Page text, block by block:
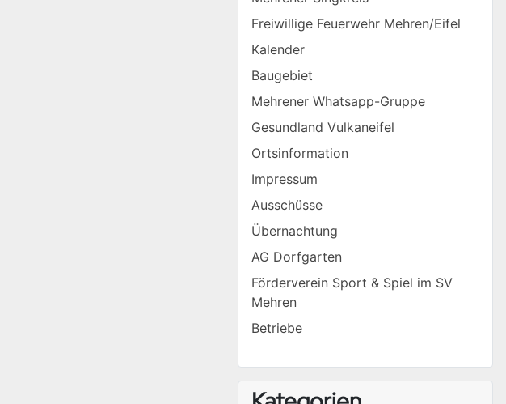
Freiwillige Feuerwehr Mehren/Eifel
Kalender
Baugebiet
Mehrener Whatsapp-Gruppe
Gesundland Vulkaneifel
Ortsinformation
Impressum
Ausschüsse
Übernachtung
AG Dorfgarten
Förderverein Sport & Spiel im SV
Mehren
Betriebe